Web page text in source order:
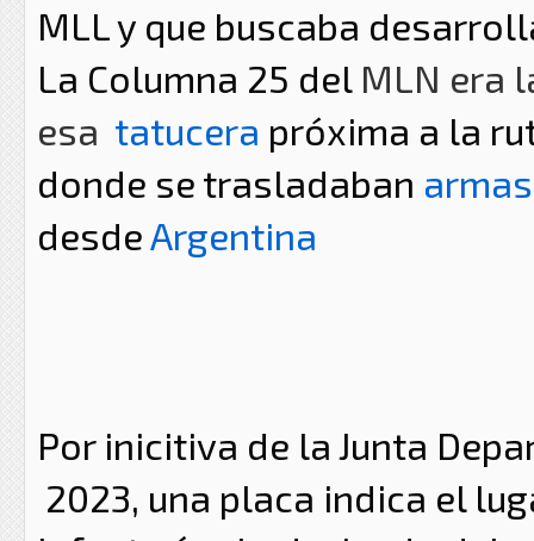
MLL y que buscaba
La Columna 25 del MLN era
esa tatucera próxima a la
donde se trasladaban
desde Argentina
Por inicitiva de la Junta
2023, una placa indica el